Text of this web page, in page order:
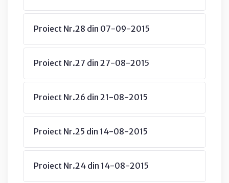
Proiect Nr.28 din 07-09-2015
Proiect Nr.27 din 27-08-2015
Proiect Nr.26 din 21-08-2015
Proiect Nr.25 din 14-08-2015
Proiect Nr.24 din 14-08-2015